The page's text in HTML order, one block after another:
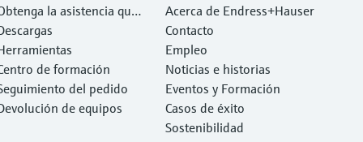
la asistencia que
con rapidez
de formación
del pedido
de equipos
Acerca de Endress+Hauser
Contacto
Empleo
Noticias e historias
Eventos y Formación
Casos de éxito
Sostenibilidad